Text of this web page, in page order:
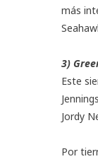
más
3)
Este
Jordy
Por